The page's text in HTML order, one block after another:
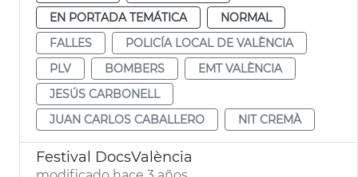
EN PORTADA TEMÁTICA
NORMAL
FALLES
POLICÍA LOCAL DE VALÈNCIA
PLV
BOMBERS
EMT VALÈNCIA
JESÚS CARBONELL
JUAN CARLOS CABALLERO
NIT CREMÀ
Festival DocsValència